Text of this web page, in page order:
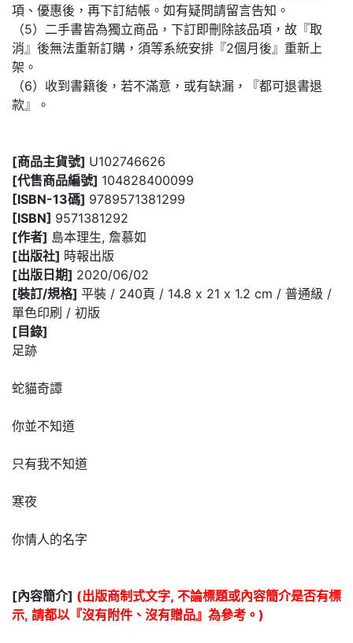
項、優惠後，再下訂結帳。如有疑問請留言告知。
（5）二手書皆為獨立商品，下訂即刪除該品項，故『取
消』後無法重新訂購，須等系統安排『2個月後』重新上
架。
（6）收到書籍後，若不滿意，或有缺漏，『都可退書退
款』。
[商品主貨號] U102746626
[代售商品編號] 104828400099
[ISBN-13碼] 9789571381299
[ISBN] 9571381292
[作者]
島本理生, 詹慕如
[出版社] 時報出版
[出版日期] 2020/06/02
[裝訂/規格] 平裝 / 240頁 / 14.8 x 21 x 1.2 cm / 普通級 /
單色印刷 / 初版
[目錄]
足跡
蛇貓奇譚
你並不知道
只有我不知道
寒夜
你情人的名字
[內容簡介] (出版商制式文字, 不論標題或內容簡介是否有標
示, 請都以『沒有附件、沒有贈品』為參考。)